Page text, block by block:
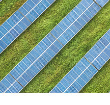
fiere MecVel 2025